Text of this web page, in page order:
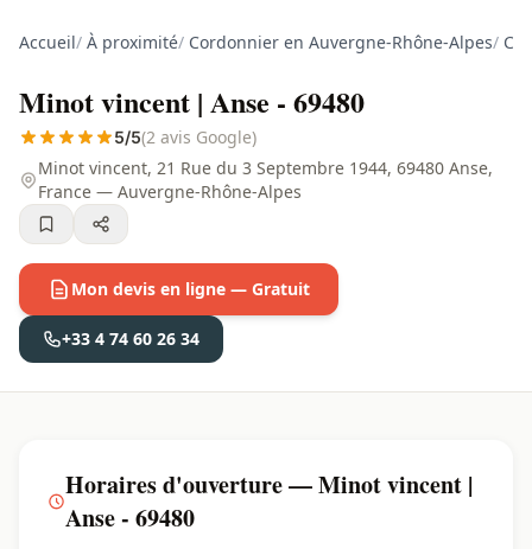
Accueil/ À proximité/ Cordonnier en Auvergne-Rhône-Alpes/
Minot vincent | Anse - 69480
5/5(2 avis Google)
Minot vincent, 21 Rue du 3 Septembre 1944, 69480 Anse,
France — Auvergne-Rhône-Alpes
Mon devis en ligne — Gratuit
+33 4 74 60 26 34
Horaires d'ouverture — Minot vincent |
Anse - 69480